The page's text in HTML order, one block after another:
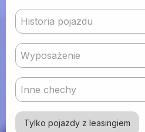
Historia pojazdu
Wyposażenie
Inne chechy
Tylko pojazdy z leasingiem